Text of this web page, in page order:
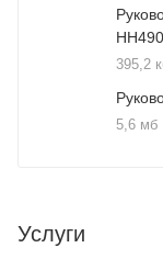
HH490
395,2
5,6 мб
Услуги